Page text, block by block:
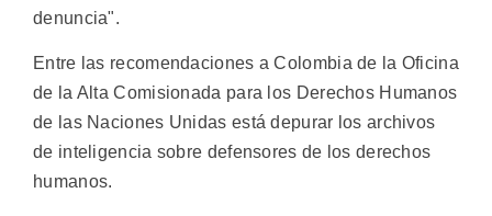
denuncia".
Entre las recomendaciones a Colombia de la Oficina
de la Alta Comisionada para los Derechos Humanos
de las Naciones Unidas está depurar los archivos
de inteligencia sobre defensores de los derechos
humanos.